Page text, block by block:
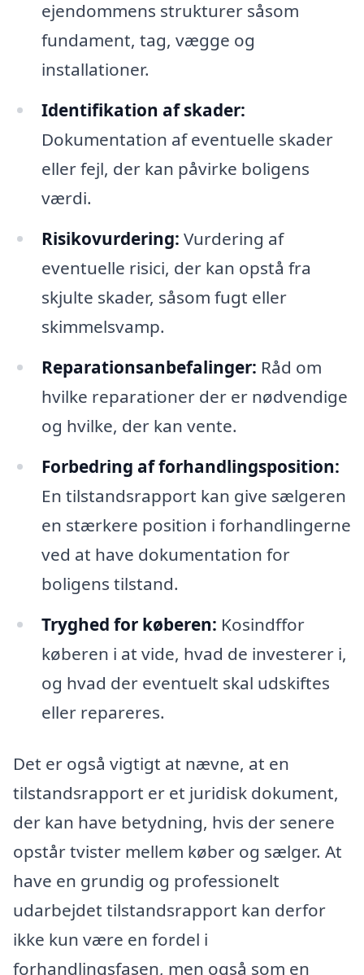
ejendommens strukturer såsom
fundament, tag, vægge og
installationer.
Identifikation af skader:
Dokumentation af eventuelle skader
eller fejl, der kan påvirke boligens
værdi.
Risikovurdering: Vurdering af
eventuelle risici, der kan opstå fra
skjulte skader, såsom fugt eller
skimmelsvamp.
Reparationsanbefalinger: Råd om
hvilke reparationer der er nødvendige
og hvilke, der kan vente.
Forbedring af forhandlingsposition:
En tilstandsrapport kan give sælgeren
en stærkere position i forhandlingerne
ved at have dokumentation for
boligens tilstand.
Tryghed for køberen: Kosindffor
køberen i at vide, hvad de investerer i,
og hvad der eventuelt skal udskiftes
eller repareres.
Det er også vigtigt at nævne, at en
tilstandsrapport er et juridisk dokument,
der kan have betydning, hvis der senere
opstår tvister mellem køber og sælger. At
have en grundig og professionelt
udarbejdet tilstandsrapport kan derfor
ikke kun være en fordel i
forhandlingsfasen, men også som en